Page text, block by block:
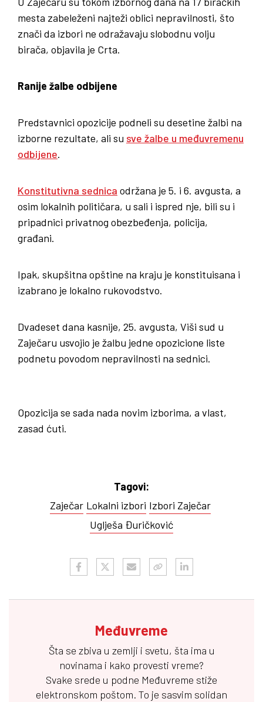
mesta zabeleženi najteži oblici nepravilnosti, što
znači da izbori ne odražavaju slobodnu volju
birača, objavila je Crta.
Ranije žalbe odbijene
Predstavnici opozicije podneli su desetine žalbi na
izborne rezultate, ali su sve žalbe u međuvremenu
odbijene.
Konstitutivna sednica održana je 5. i 6. avgusta, a
osim lokalnih političara, u sali i ispred nje, bili su i
pripadnici privatnog obezbeđenja, policija,
građani.
Ipak, skupšitna opštine na kraju je konstituisana i
izabrano je lokalno rukovodstvo.
Dvadeset dana kasnije, 25. avgusta, Viši sud u
Zaječaru usvojio je žalbu jedne opozicione liste
podnetu povodom nepravilnosti na sednici.
Opozicija se sada nada novim izborima, a vlast,
zasad ćuti.
Tagovi:
Zaječar Lokalni izbori Izbori Zaječar
Uglješa Đuričković
Međuvreme
Šta se zbiva u zemlji i svetu, šta ima u
novinama i kako provesti vreme?
Svake srede u podne Međuvreme stiže
elektronskom poštom. To je sasvim solidan